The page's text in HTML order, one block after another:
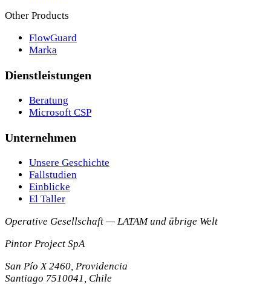
Other Products
FlowGuard
Marka
Dienstleistungen
Beratung
Microsoft CSP
Unternehmen
Unsere Geschichte
Fallstudien
Einblicke
El Taller
Operative Gesellschaft — LATAM und übrige Welt
Pintor Project SpA
San Pío X 2460, Providencia
Santiago 7510041 Chile